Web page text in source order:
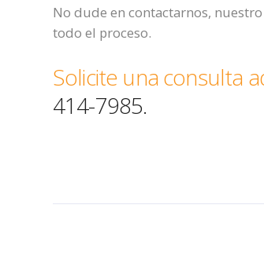
No dude en contactarnos,
todo el proceso.
Solicite una consulta
414-7985.